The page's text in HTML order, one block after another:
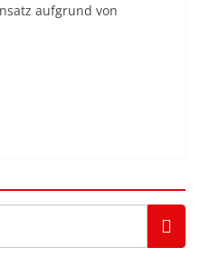
aufgrund von